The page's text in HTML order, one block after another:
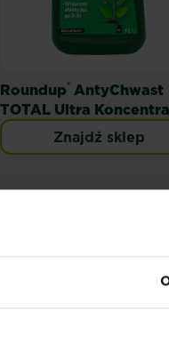
Roundup® AntyChwast
TOTAL Ultra
Znajdź sklep